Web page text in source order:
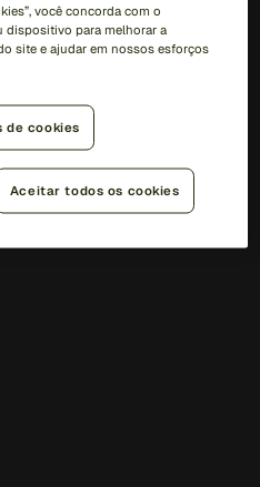
você concorda com o
dispositivo para melhorar a
site e ajudar em nossos esforços
de cookies
Aceitar todos os cookies